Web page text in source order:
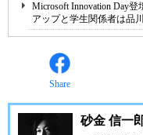
Microsoft Innovation Day
アップと学生関係者は品
Share
砂金 信一